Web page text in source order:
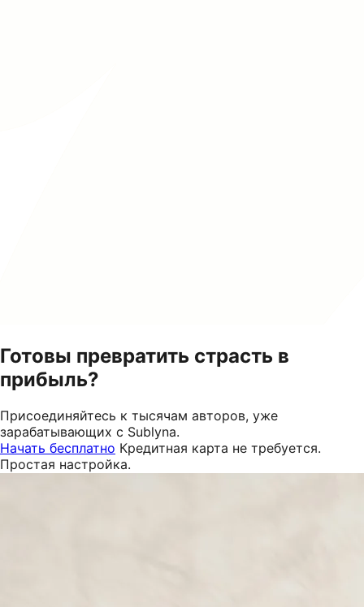
Готовы превратить страсть в
прибыль?
Присоединяйтесь к тысячам авторов, уже
зарабатывающих с Sublyna.
Начать бесплатно Кредитная карта не требуется.
Простая настройка.